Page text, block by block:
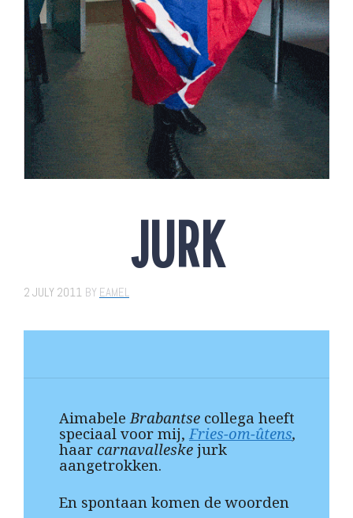
JURK
2 JULY 2011 BY EAMEL
AimabeleBrabantse collega heeft
speciaal voor mij,Fries-om-ûtens,
haar carnavalleske jurk
aangetrokken.
En spontaan komen de woorden